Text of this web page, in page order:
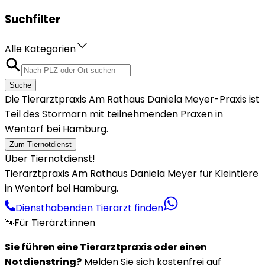
Suchfilter
Alle Kategorien
Suche
Die Tierarztpraxis Am Rathaus Daniela Meyer-Praxis ist
Teil des Stormarn mit teilnehmenden Praxen in
Wentorf bei Hamburg.
Zum Tiernotdienst
Über Tiernotdienst!
Tierarztpraxis Am Rathaus Daniela Meyer für Kleintiere
in Wentorf bei Hamburg.
Diensthabenden Tierarzt finden
🐾Für Tierärzt:innen
Sie führen eine Tierarztpraxis oder einen
Notdienstring? Melden Sie sich kostenfrei auf